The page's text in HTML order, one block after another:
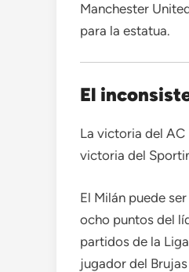
Manchester
para la estatua.
El
La victoria del AC
victoria del
El Milán puede
ocho puntos del
partidos de la
jugador del